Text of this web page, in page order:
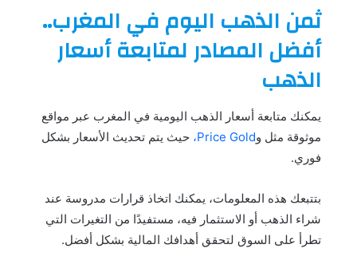
ثمن الذهب اليوم في المغرب..
أفضل المصادر لمتابعة أسعار
الذهب
يمكنك متابعة أسعار الذهب اليومية في المغرب عبر مواقع
موثوقة مثل وPrice Gold، حيث يتم تحديث الأسعار بشكل
فوري.
بتتبعك هذه المعلومات، يمكنك اتخاذ قرارات مدروسة عند
شراء الذهب أو الاستثمار فيه، مستفيدًا من التغيرات التي
تطرأ على السوق لتحقق أهدافك المالية بشكل أفضل.